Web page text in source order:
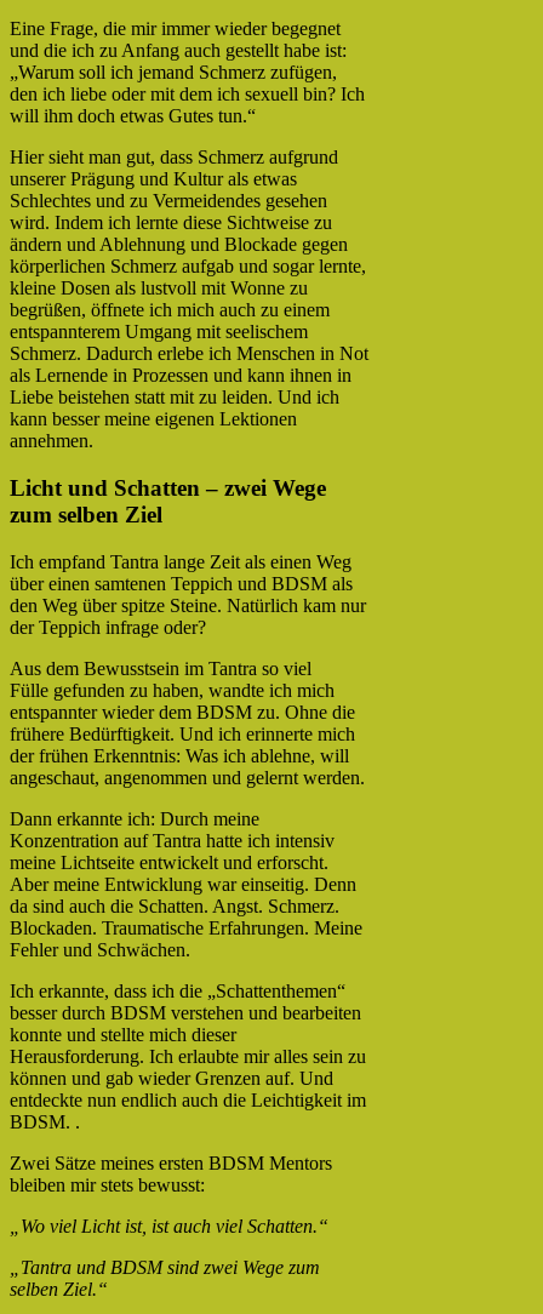
Eine Frage, die mir immer wieder begegnet
und die ich zu Anfang auch gestellt habe ist:
„Warum soll ich jemand Schmerz zufügen,
den ich liebe oder mit dem ich sexuell bin? Ich
will ihm doch etwas Gutes tun.“
Hier sieht man gut, dass Schmerz aufgrund
unserer Prägung und Kultur als etwas
Schlechtes und zu Vermeidendes gesehen
wird. Indem ich lernte diese Sichtweise zu
ändern und Ablehnung und Blockade gegen
körperlichen Schmerz aufgab und sogar lernte,
kleine Dosen als lustvoll mit Wonne zu
begrüßen, öffnete ich mich auch zu einem
entspannterem Umgang mit seelischem
Schmerz. Dadurch erlebe ich Menschen in Not
als Lernende in Prozessen und kann ihnen in
Liebe beistehen statt mit zu leiden. Und ich
kann besser meine eigenen Lektionen
annehmen.
Licht und Schatten – zwei Wege
zum selben Ziel
Ich empfand Tantra lange Zeit als einen Weg
über einen samtenen Teppich und BDSM als
den Weg über spitze Steine. Natürlich kam nur
der Teppich infrage oder?
Aus dem Bewusstsein im Tantra so viel
Fülle gefunden zu haben, wandte ich mich
entspannter wieder dem BDSM zu. Ohne die
frühere Bedürftigkeit. Und ich erinnerte mich
der frühen Erkenntnis: Was ich ablehne, will
angeschaut, angenommen und gelernt werden.
Dann erkannte ich: Durch meine
Konzentration auf Tantra hatte ich intensiv
meine Lichtseite entwickelt und erforscht.
Aber meine Entwicklung war einseitig. Denn
da sind auch die Schatten. Angst. Schmerz.
Blockaden. Traumatische Erfahrungen. Meine
Fehler und Schwächen.
Ich erkannte, dass ich die „Schattenthemen“
besser durch BDSM verstehen und bearbeiten
konnte und stellte mich dieser
Herausforderung. Ich erlaubte mir alles sein zu
können und gab wieder Grenzen auf. Und
entdeckte nun endlich auch die Leichtigkeit im
BDSM. .
Zwei Sätze meines ersten BDSM Mentors
bleiben mir stets bewusst:
„Wo viel Licht ist, ist auch viel Schatten.“
„Tantra und BDSM sind zwei Wege zum
selben Ziel.“